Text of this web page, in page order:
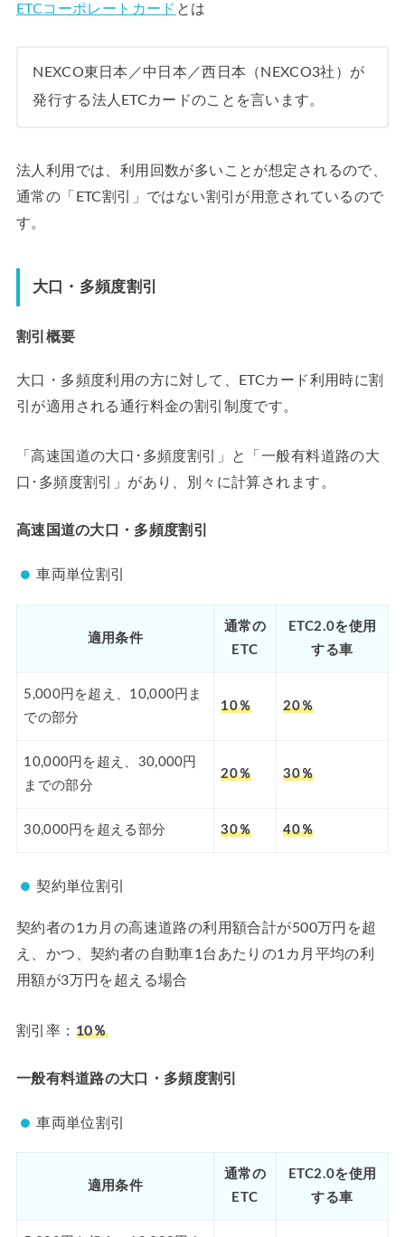
ETCコーポレートカード とは
NEXCO東日本／中日本／西日本（NEXCO3社）が
発行する法人ETCカードのことを言います。
法人利用では、利用回数が多いことが想定されるので、
通常の「ETC割引」ではない割引が用意されているので
す。
大口・多頻度割引
割引概要
大口・多頻度利用の方に対して、ETCカード利用時に割
引が適用される通行料金の割引制度です。
「高速国道の大口･多頻度割引」と「一般有料道路の大
口･多頻度割引」があり、別々に計算されます。
高速国道の大口・多頻度割引
車両単位割引
適用条件
通常の
ETC
ETC2.0を使用
する車
5,000円を超え、10,000円ま
での部分
10％ 20％
10,000円を超え、30,000円
までの部分
20％ 30％
30,000円を超える部分 30％ 40％
契約単位割引
契約者の1カ月の高速道路の利用額合計が500万円を超
え、かつ、契約者の自動車1台あたりの1カ月平均の利
用額が3万円を超える場合
割引率： 10％
一般有料道路の大口・多頻度割引
車両単位割引
適用条件
通常の
ETC
ETC2.0を使用
する車